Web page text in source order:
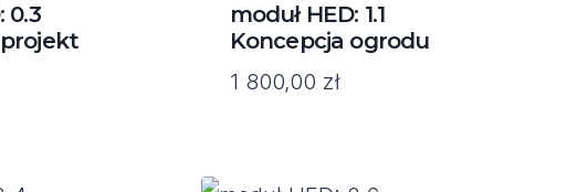
0.3
moduł HED: 1.1
Koncepcja ogrodu
1 800,00 zł